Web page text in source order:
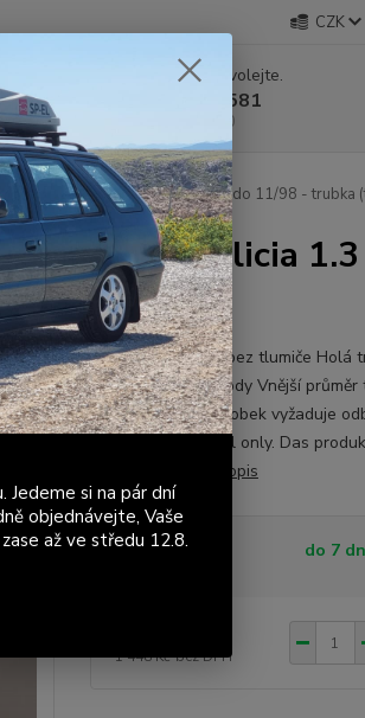
CZK
Nevíte si rady? Zavolejte.
+420 603 411 581
Po - Pá 9:00 - 17:00
výfuku bez tlumiče Felicia 1.3 - do 11/98 - trubka
tlumiče Felicia
Střední díl výfuku bez tlumiče Holá
sériové závěsné body Vnější
trubky 1,5 mm. Výrobek vyžaduje
qualified personnel only. Das
celý popis
Dostupnost do 7
1 448 Kč bez DPH
si na pár dní
objednávejte, Vaše
až ve středu 12.8.